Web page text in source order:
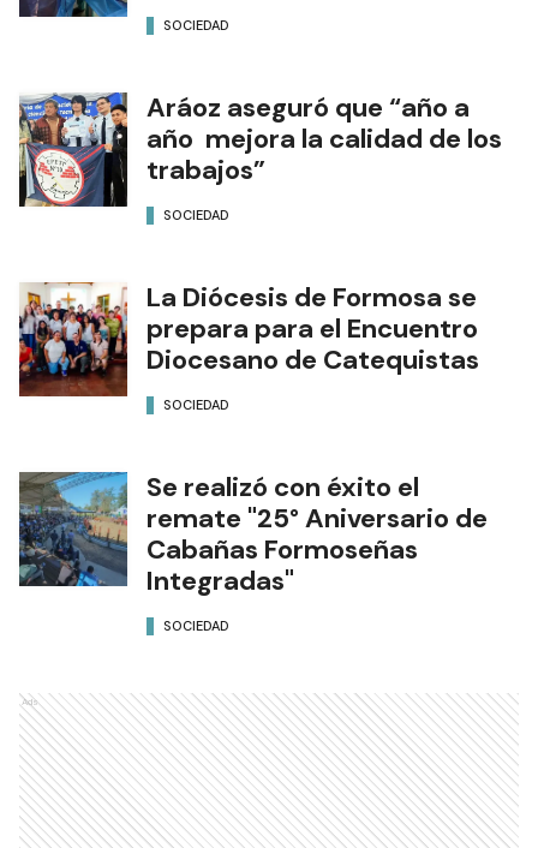
SOCIEDAD
Aráoz aseguró que “año a
año mejora la calidad de los
trabajos”
SOCIEDAD
La Diócesis de Formosa se
prepara para el Encuentro
Diocesano de Catequistas
SOCIEDAD
Se realizó con éxito el
remate "25° Aniversario de
Cabañas Formoseñas
Integradas"
SOCIEDAD
Ads